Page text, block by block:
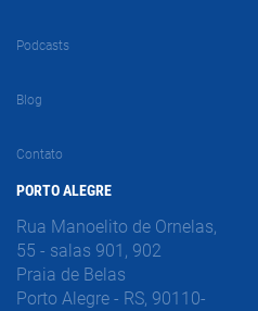
Podcasts
Blog
Contato
PORTO ALEGRE
Rua Manoelito de Ornelas,
55 - salas 901, 902
Praia de Belas
Porto Alegre - RS, 90110-